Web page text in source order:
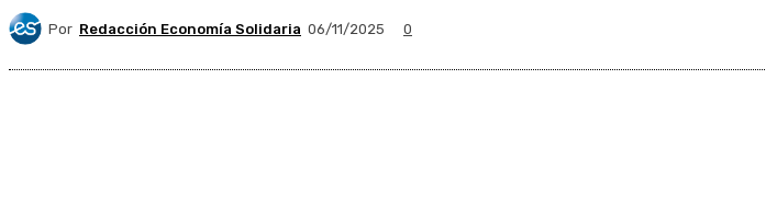
Por Redacción Economía Solidaria 06/11/2025 0